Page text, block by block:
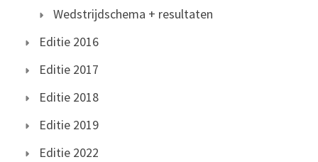
Wedstrijdschema + resultaten
Editie 2016
Editie 2017
Editie 2018
Editie 2019
Editie 2022